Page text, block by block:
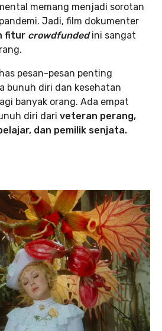
memang menjadi sorotan
Jadi, film dokumenter
fitur crowdfunded ini sangat
pesan-pesan penting
bunuh diri dan kesehatan
banyak orang. Ada empat
diri dari veteran perang,
dan pemilik senjata.